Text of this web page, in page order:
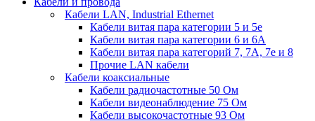
Кабели LAN, Industrial Ethernet
Кабели витая пара категории 5 и 5е
Кабели витая пара категории 6 и 6A
Кабели витая пара категорий 7, 7А, 7е и 8
Прочие LAN кабели
Кабели коаксиальные
Кабели радиочастотные 50 Ом
Кабели видеонаблюдение 75 Ом
Кабели высокочастотные 93 Ом